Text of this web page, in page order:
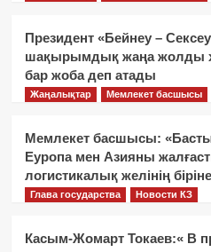
Президент «Бейнеу –
шақырымдық жаңа жолды
бар жоба деп атады
Жаңалықтар Мемлекет басшысы
Мемлекет басшысы: «Басты
Еуропа мен Азияны
логистикалық желінің
Глава государства Новости КЗ
Касым-Жомарт Токаев:« В